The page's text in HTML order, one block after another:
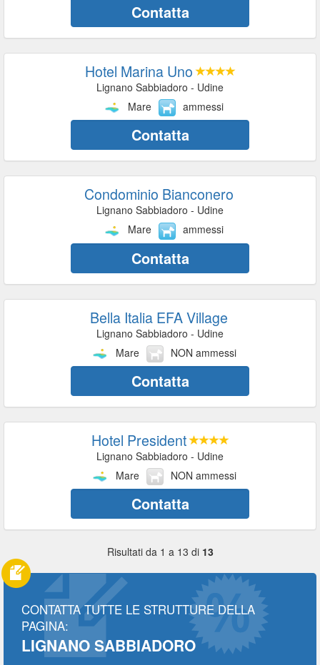
Contatta
Hotel Marina Uno
Lignano Sabbiadoro - Udine
Mare
ammessi
Contatta
Condominio Bianconero
Lignano Sabbiadoro - Udine
Mare
ammessi
Contatta
Bella Italia EFA Village
Lignano Sabbiadoro - Udine
Mare
NON ammessi
Contatta
Hotel President
Lignano Sabbiadoro - Udine
Mare
NON ammessi
Contatta
Risultati da 1 a 13 di 13
CONTATTA TUTTE LE STRUTTURE DELLA
PAGINA:
LIGNANO SABBIADORO